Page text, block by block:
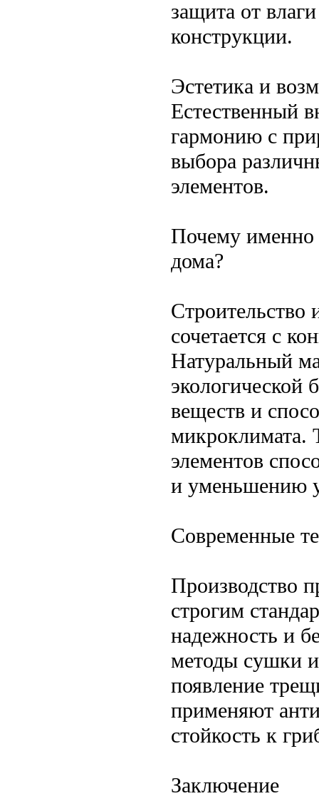
защита от
конструкции.
Эстетика и
Естественный
гармонию с
выбора
элементов.
Почему именно
дома?
Строительство
сочетается с
Натуральный
экологической
веществ и
микроклимата.
элементов
и уменьшению
Современные
Производство
строгим
надежность и
методы сушки
появление
применяют
стойкость к
Заключение